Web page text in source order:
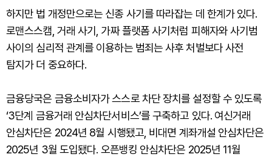
하지만 법 개정만으로는 신종 사기를 따라잡는 데 한계가 있다.
로맨스스캠, 거래 사기, 가짜 플랫폼 사기처럼 피해자와 사기범
사이의 심리적 관계를 이용하는 범죄는 사후 처벌보다 사전
탐지가 더 중요하다.
금융당국은 금융소비자가 스스로 차단 장치를 설정할 수 있도록
‘3단계 금융거래 안심차단서비스’를 구축하고 있다. 여신거래
안심차단은 2024년 8월 시행됐고, 비대면 계좌개설 안심차단은
2025년 3월 도입됐다. 오픈뱅킹 안심차단은 2025년 11월